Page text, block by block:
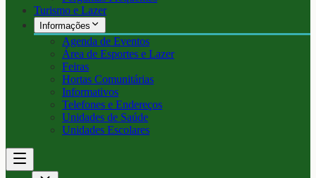
Turismo e Lazer
Informações
Agenda de Eventos
Área de Esportes e Lazer
Feiras
Hortas Comunitárias
Informativos
Telefones e Endereços
Unidades de Saúde
Unidades Escolares